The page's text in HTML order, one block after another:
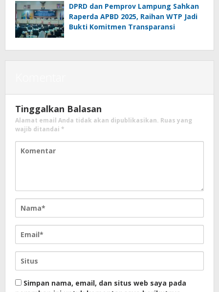
DPRD dan Pemprov Lampung Sahkan
Raperda APBD 2025, Raihan WTP Jadi
Bukti Komitmen Transparansi
Tinggalkan Balasan
Alamat email Anda tidak akan dipublikasikan. Ruas yang
wajib ditandai *
Simpan nama, email, dan situs web saya pada